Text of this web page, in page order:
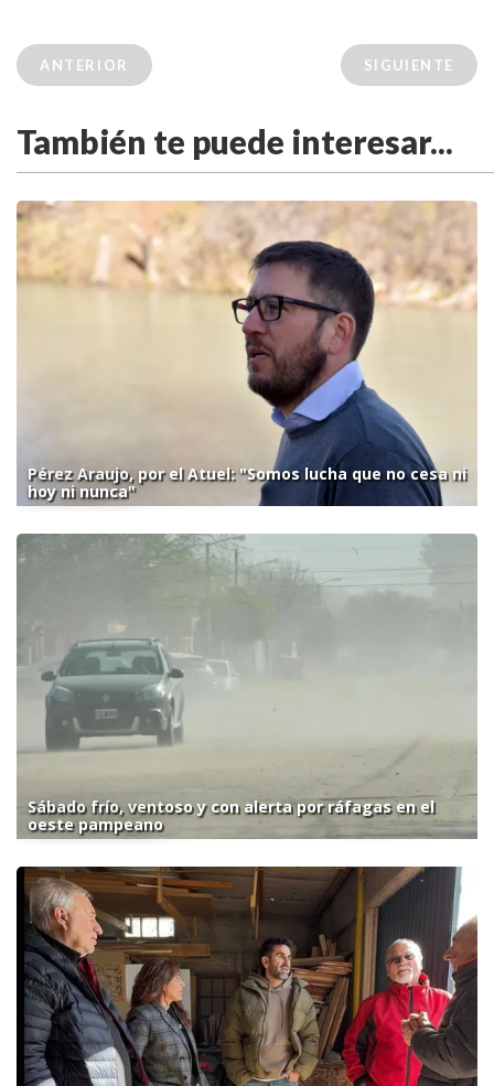
ANTERIOR SIGUIENTE
También te puede interesar...
Pérez Araujo, por el Atuel: "Somos lucha que no cesa ni
hoy ni nunca"
Sábado frío, ventoso y con alerta por ráfagas en el
oeste pampeano